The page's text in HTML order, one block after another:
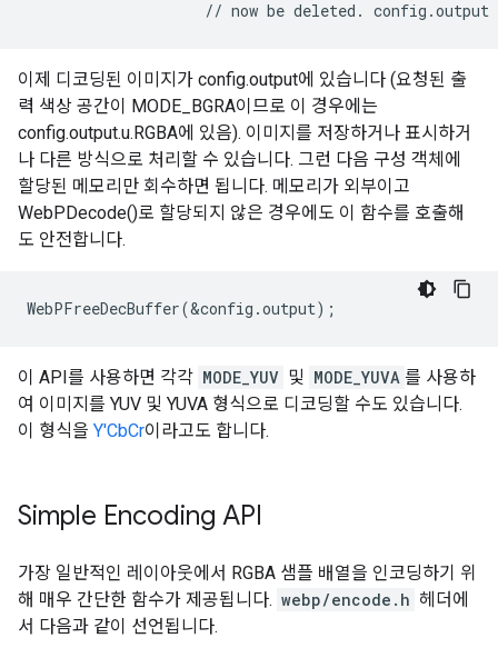
이제 디코딩된 이미지가 config.output에 있습니다 (요청된 출
력 색상 공간이 MODE_BGRA이므로 이 경우에는
config.output.u.RGBA에 있음). 이미지를 저장하거나 표시하거
나 다른 방식으로 처리할 수 있습니다. 그런 다음 구성 객체에
할당된 메모리만 회수하면 됩니다. 메모리가 외부이고
WebPDecode()로 할당되지 않은 경우에도 이 함수를 호출해
도 안전합니다.
이 API를 사용하면 각각 MODE_YUV 및 MODE_YUVA 를 사용하
여 이미지를 YUV 및 YUVA 형식으로 디코딩할 수도 있습니다.
이 형식을 Y'CbCr이라고도 합니다.
Simple Encoding API
가장 일반적인 레이아웃에서 RGBA 샘플 배열을 인코딩하기 위
해 매우 간단한 함수가 제공됩니다. webp/encode.h 헤더에
서 다음과 같이 선언됩니다.